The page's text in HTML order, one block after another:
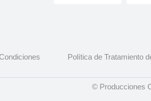
Política de Tratamiento
© Producciones